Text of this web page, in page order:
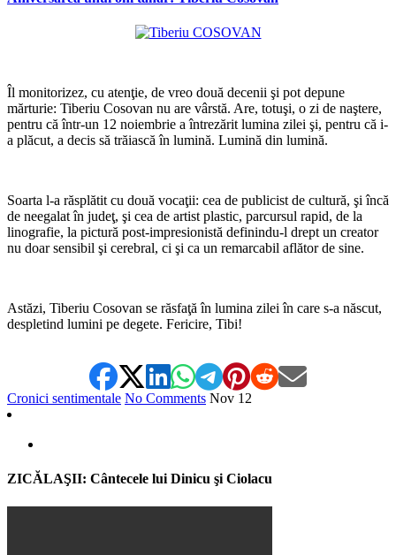
Îl monitorizez, cu atenţie, de vreo două decenii şi pot depune
mărturie: Tiberiu Cosovan nu are vârstă. Are, totuşi, o zi de naştere,
pentru că într-un 12 noiembrie a întrezărit lumina zilei şi, pentru că i-
a plăcut, a decis să trăiască în lumină. Lumină din lumină.
Soarta l-a răsplătit cu două vocaţii: cea de publicist de cultură, şi încă
de neegalat în judeţ, şi cea de artist plastic, parcursul rapid, de la
linografie, la pictură post-impresionistă definindu-l drept un creator
nu doar sensibil şi cerebral, ci şi ca un remarcabil aflător de sine.
Astăzi, Tiberiu Cosovan se răsfaţă în lumina zilei în care s-a născut,
despletind lumini pe degete. Fericire, Tibi!
Cronici sentimentale No Comments Nov 12
ZICĂLAŞII: Cântecele lui Dinicu şi Ciolacu